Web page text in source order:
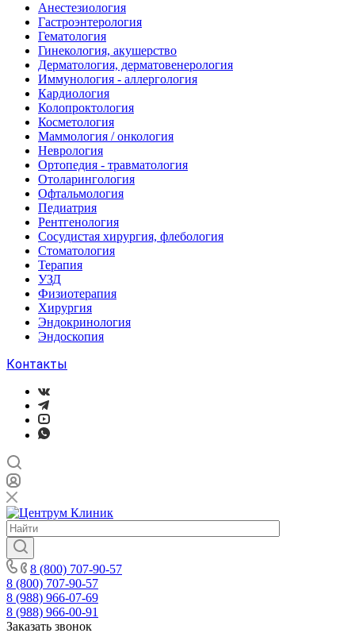
Анестезиология
Гастроэнтерология
Гематология
Гинекология, акушерство
Дерматология, дерматовенерология
Иммунология - аллергология
Кардиология
Колопроктология
Косметология
Маммология / онкология
Неврология
Ортопедия - травматология
Отоларингология
Офтальмология
Педиатрия
Рентгенология
Сосудистая хирургия, флебология
Стоматология
Терапия
УЗД
Физиотерапия
Хирургия
Эндокринология
Эндоскопия
Контакты
8 (800) 707-90-57
8 (800) 707-90-57
8 (988) 966-07-69
8 (988) 966-00-91
Заказать звонок